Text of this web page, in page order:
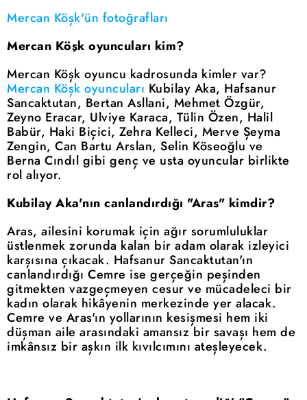
Mercan Köşk'ün fotoğrafları
Mercan Köşk oyuncuları kim?
Mercan Köşk oyuncu kadrosunda kimler var?
Mercan Köşk oyuncuları Kubilay Aka, Hafsanur
Sancaktutan, Bertan Asllani, Mehmet Özgür,
Zeyno Eracar, Ulviye Karaca, Tülin Özen, Halil
Babür, Haki Biçici, Zehra Kelleci, Merve Şeyma
Zengin, Can Bartu Arslan, Selin Köseoğlu ve
Berna Cındıl gibi genç ve usta oyuncular birlikte
rol alıyor.
Kubilay Aka'nın canlandırdığı "Aras" kimdir?
Aras, ailesini korumak için ağır sorumluluklar
üstlenmek zorunda kalan bir adam olarak izleyici
karşısına çıkacak. Hafsanur Sancaktutan'ın
canlandırdığı Cemre ise gerçeğin peşinden
gitmekten vazgeçmeyen cesur ve mücadeleci bir
kadın olarak hikâyenin merkezinde yer alacak.
Cemre ve Aras'ın yollarının kesişmesi hem iki
düşman aile arasındaki amansız bir savaşı hem de
imkânsız bir aşkın ilk kıvılcımını ateşleyecek.